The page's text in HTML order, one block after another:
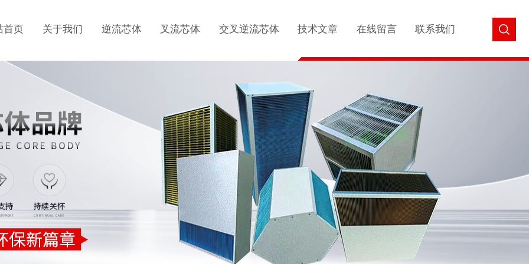
首页 关于我们 逆流芯体 叉流芯体 交叉逆流芯体 技术文章 在线留言 联系我们